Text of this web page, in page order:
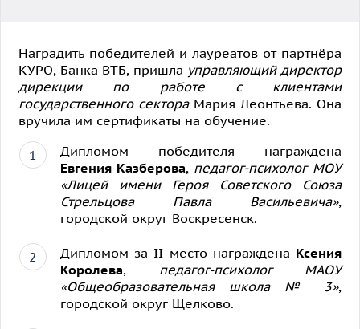
Наградить победителей и лауреатов от партнёра
КУРО, Банка ВТБ, пришла управляющий директор
дирекции по работе с клиентами
государственного сектораМария Леонтьева. Она
вручила им сертификаты на обучение.
Дипломом победителя награждена
Евгения Казберова, педагог-психолог МОУ
«Лицей имени Героя Советского Союза
Стрельцова Павла Васильевича»,
городской округ Воскресенск.
Дипломом за II место награждена Ксения
Королева, педагог-психолог МАОУ
«Общеобразовательная школа № 3»,
городской округ Щелково.